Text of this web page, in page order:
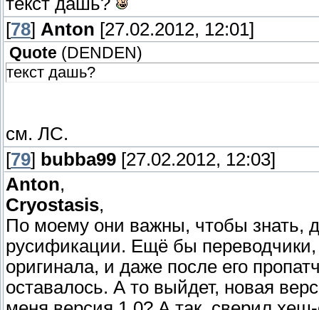
[78] Anton [27.02.2012, 12:01]
Quote ( DENDEN )
текст дашь?
см. ЛС.
[79] bubba99 [27.02.2012, 12:03]
Anton,
Cryostasis,
По моему они важны, чтобы знать,
русификации. Ещё бы переводчики,
оригинала, и даже после его
оставалось. А то выйдет, новая